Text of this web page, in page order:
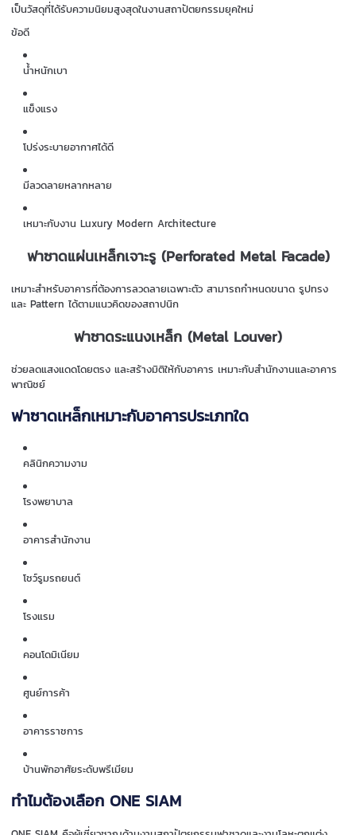
เป็นวัสดุที่ได้รับความนิยมสูงสุดในงานสถาปัตยกรรมยุคใหม่
ข้อดี
น้ำหนักเบา
แข็งแรง
โปร่งระบายอากาศได้ดี
มีลวดลายหลากหลาย
เหมาะกับงาน Luxury Modern Architecture
ฟาซาดแผ่นเหล็กเจาะรู (Perforated Metal Facade)
เหมาะสำหรับอาคารที่ต้องการลวดลายเฉพาะตัว สามารถกำหนดขนาด รูปทรง
และ Pattern ได้ตามแนวคิดของสถาปนิก
ฟาซาดระแนงเหล็ก (Metal Louver)
ช่วยลดแสงแดดโดยตรง และสร้างมิติให้กับอาคาร เหมาะกับสำนักงานและอาคาร
พาณิชย์
ฟาซาดเหล็กเหมาะกับอาคารประเภทใด
คลินิกความงาม
โรงพยาบาล
อาคารสำนักงาน
โชว์รูมรถยนต์
โรงแรม
คอนโดมิเนียม
ศูนย์การค้า
อาคารราชการ
บ้านพักอาศัยระดับพรีเมียม
ทำไมต้องเลือก ONE SIAM